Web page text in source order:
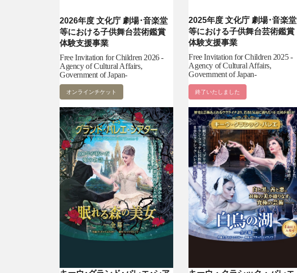
2026年度 文化庁 劇場･音楽堂
等における子供舞台芸術鑑賞
体験支援事業
Free Invitation for Children 2026 -
Agency of Cultural Affairs,
Government of Japan-
オンラインチケット
2025年度 文化庁 劇場･音楽堂
等における子供舞台芸術鑑賞
体験支援事業
Free Invitation for Children 2025 -
Agency of Cultural Affairs,
Government of Japan-
終了いたしました